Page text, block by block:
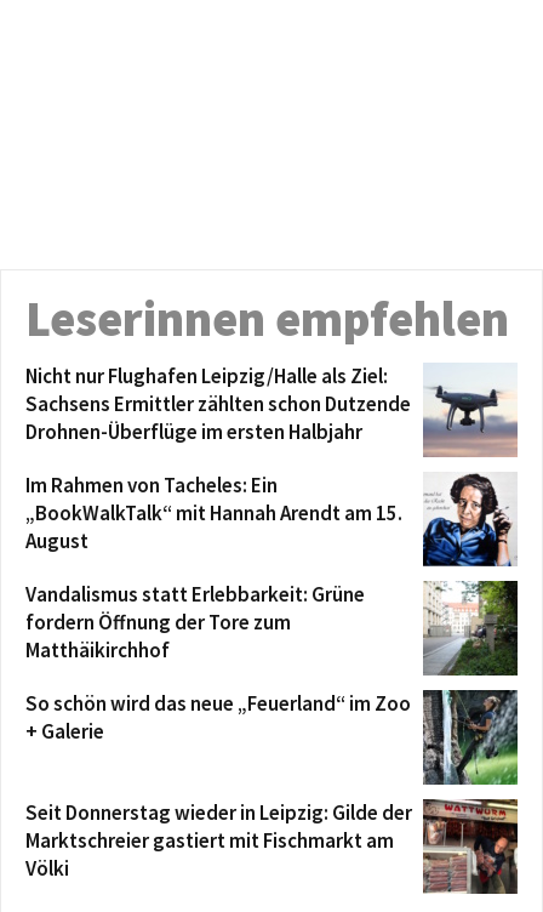
Leserinnen empfehlen
Nicht nur Flughafen Leipzig/Halle als Ziel:
Sachsens Ermittler zählten schon Dutzende
Drohnen-Überflüge im ersten Halbjahr
Im Rahmen von Tacheles: Ein
„BookWalkTalk“ mit Hannah Arendt am 15.
August
Vandalismus statt Erlebbarkeit: Grüne
fordern Öffnung der Tore zum
Matthäikirchhof
So schön wird das neue „Feuerland“ im Zoo
+ Galerie
Seit Donnerstag wieder in Leipzig: Gilde der
Marktschreier gastiert mit Fischmarkt am
Völki